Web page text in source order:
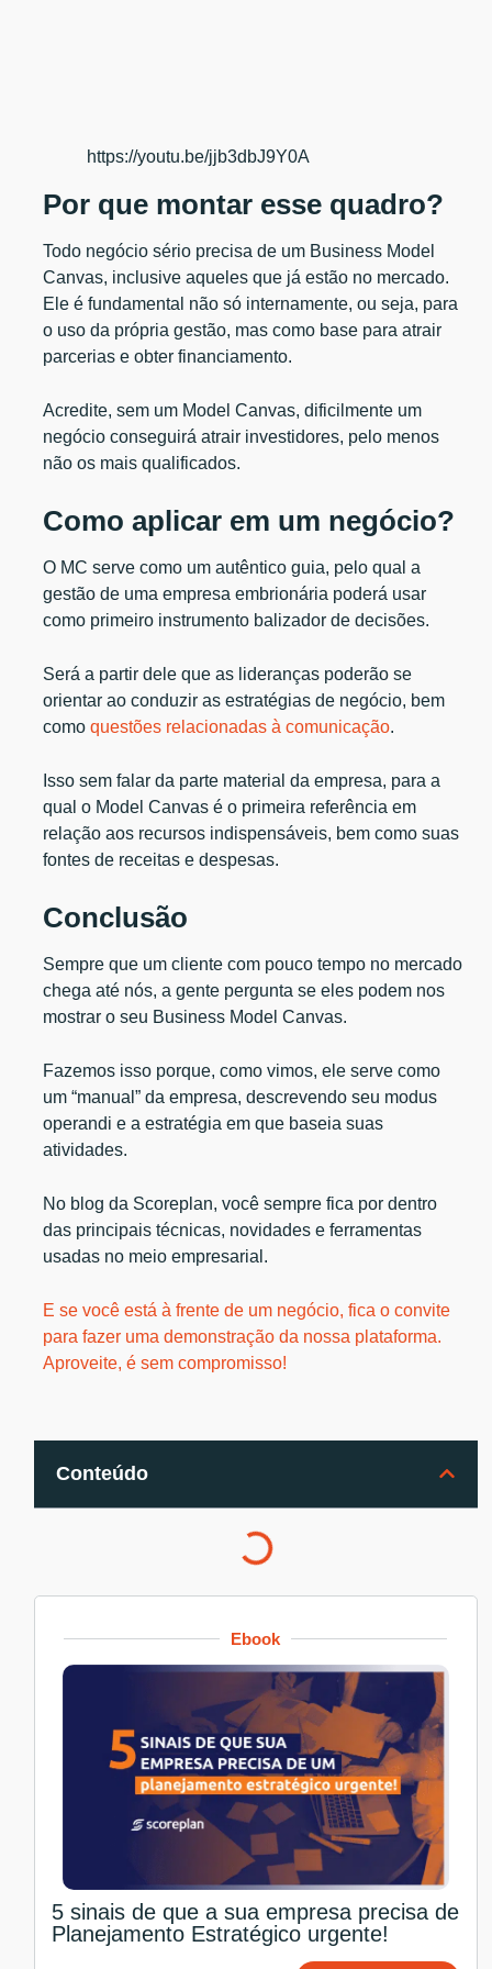
https://youtu.be/jjb3dbJ9Y0A
Por que montar esse quadro?
Todo negócio sério precisa de um Business Model
Canvas, inclusive aqueles que já estão no mercado.
Ele é fundamental não só internamente, ou seja, para
o uso da própria gestão, mas como base para atrair
parcerias e obter financiamento.
Acredite, sem um Model Canvas, dificilmente um
negócio conseguirá atrair investidores, pelo menos
não os mais qualificados.
Como aplicar em um negócio?
O MC serve como um autêntico guia, pelo qual a
gestão de uma empresa embrionária poderá usar
como primeiro instrumento balizador de decisões.
Será a partir dele que as lideranças poderão se
orientar ao conduzir as estratégias de negócio, bem
comoquestões relacionadas à comunicação.
Isso sem falar da parte material da empresa, para a
qual o Model Canvas é o primeira referência em
relação aos recursos indispensáveis, bem como suas
fontes de receitas e despesas.
Conclusão
Sempre que um cliente com pouco tempo no mercado
chega até nós, a gente pergunta se eles podem nos
mostrar o seu Business Model Canvas.
Fazemos isso porque, como vimos, ele serve como
um “manual” da empresa, descrevendo seu modus
operandi e a estratégia em que baseia suas
atividades.
No blog da Scoreplan, você sempre fica por dentro
das principais técnicas, novidades e ferramentas
usadas no meio empresarial.
E se você está à frente de um negócio, fica o convite
para fazer uma demonstração da nossa plataforma.
Aproveite, é sem compromisso!
Conteúdo
Ebook
5 sinais de que a sua empresa precisa de
Planejamento Estratégico urgente!